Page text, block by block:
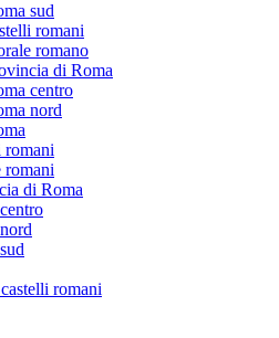
sud
romani
romano
di Roma
centro
nord
romani
romani
di Roma
romani